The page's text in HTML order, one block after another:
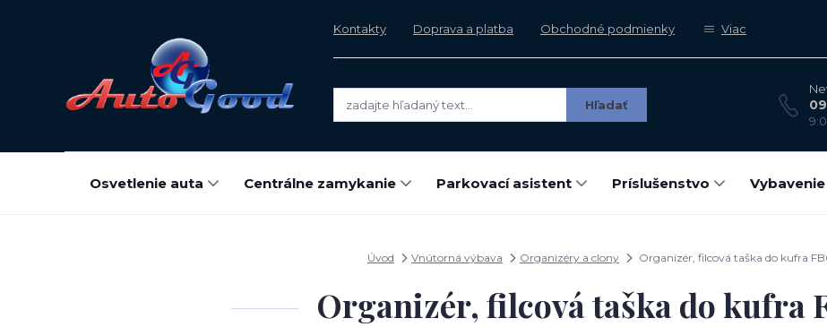
Kontakty Doprava a platba Obchodné podmienky Viac
Hľadať
Osvetlenie auta Centrálne zamykanie Parkovací asistent Príslušenstvo
Úvod Vnútorná výbava Organizéry a clony Organizér, filcová taška do kufra
Organizér, filcová taška do kufra